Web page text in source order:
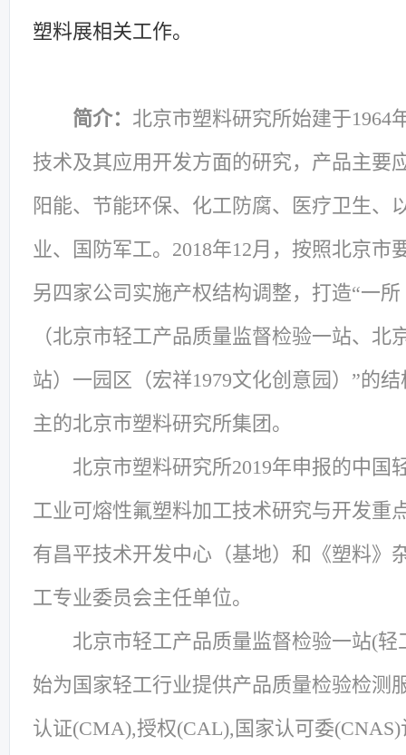
塑料展相关工作。
简介： 北京市塑料研究所始建于1964
技术及其应用开发方面的研究，产品主要
阳能、节能环保、化工防腐、医疗卫生、
业、国防军工。2018年12月，按照北京市
另四家公司实施产权结构调整，打造“一
（北京市轻工产品质量监督检验一站、北
站）一园区（宏祥1979文化创意园）”的
主的北京市塑料研究所集团。
北京市塑料研究所2019年申报的中国
工业可熔性氟塑料加工技术研究与开发重
有昌平技术开发中心（基地）和《塑料》
工专业委员会主任单位。
北京市轻工产品质量监督检验一站(轻
始为国家轻工行业提供产品质量检验检测
认证(CMA),授权(CAL),国家认可委